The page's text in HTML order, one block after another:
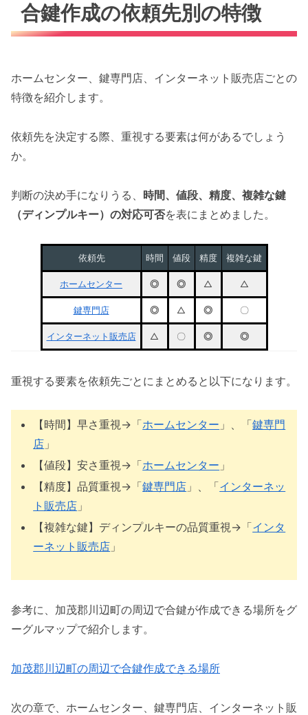
合鍵作成の依頼先別の特徴
ホームセンター、鍵専門店、インターネット販売店ごとの
特徴を紹介します。
依頼先を決定する際、重視する要素は何があるでしょう
か。
判断の決め手になりうる、 時間、値段、精度、複雑な鍵
（ディンプルキー）の対応可否を表にまとめました。
依頼先 時間 値段 精度 複雑な鍵
ホームセンター ◎ ◎ △ △
鍵専門店 ◎ △ ◎ 〇
インターネット販売店 △ 〇 ◎ ◎
重視する要素を依頼先ごとにまとめると以下になります。
【時間】早さ重視→「ホームセンター 」、「鍵専門
店 」
【値段】安さ重視→「ホームセンター 」
【精度】品質重視→「鍵専門店 」、「インターネッ
ト販売店 」
【複雑な鍵】ディンプルキーの品質重視→「インタ
ーネット販売店 」
参考に、加茂郡川辺町の周辺で合鍵が作成できる場所をグ
ーグルマップで紹介します。
加茂郡川辺町の周辺で合鍵作成できる場所
次の章で、ホームセンター、鍵専門店、インターネット販